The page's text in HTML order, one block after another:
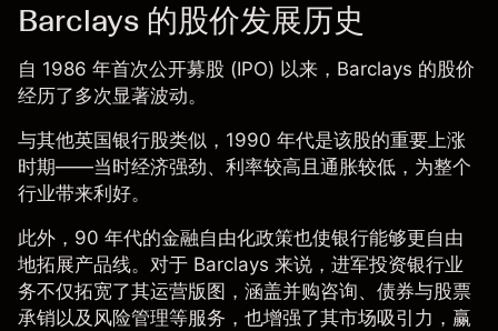
Barclays 的股价发展历史
自 1986 年首次公开募股 (IPO) 以来，Barclays 的股价
经历了多次显著波动。
与其他英国银行股类似，1990 年代是该股的重要上涨
时期——当时经济强劲、利率较高且通胀较低，为整个
行业带来利好。
此外，90 年代的金融自由化政策也使银行能够更自由
地拓展产品线。对于 Barclays 来说，进军投资银行业
务不仅拓宽了其运营版图，涵盖并购咨询、债券与股票
承销以及风险管理等服务，也增强了其市场吸引力，赢